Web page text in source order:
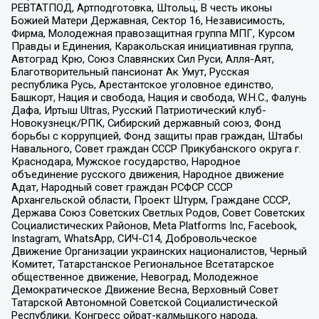
РЕВТАТПОД, Артподготовка, Штольц, В честь иконы
Божией Матери Державная, Сектор 16, Независимость,
Фирма, Молодежная правозащитная группа МПГ, Курсом
Правды и Единения, Каракольская инициативная группа,
Автоград Крю, Союз Славянских Сил Руси, Алля-Аят,
Благотворительный пансионат Ак Умут, Русская
республика Русь, Арестантское уголовное единство,
Башкорт, Нация и свобода, Нация и свобода, W.H.С., Фалунь
Дафа, Иртыш Ultras, Русский Патриотический клуб-
Новокузнецк/РПК, Сибирский державный союз, Фонд
борьбы с коррупцией, Фонд защиты прав граждан, Штабы
Навального, Совет граждан СССР Прикубанского округа г.
Краснодара, Мужское государство, Народное
объединение русского движения, Народное движение
Адат, Народный совет граждан РСФСР СССР
Архангельской области, Проект Штурм, Граждане СССР,
Держава Союз Советских Светлых Родов, Совет Советских
Социалистических Районов, Meta Platforms Inc, Facebook,
Instagram, WhatsApp, СИЧ-С14, Добровольческое
Движение Организации украинских националистов, Черный
Комитет, Татарстанское Региональное Всетатарское
общественное движение, Невоград, Молодежное
Демократическое Движение Весна, Верховный Совет
Татарской Автономной Советской Социалистической
Республики, Конгресс ойрат-калмыцкого народа,